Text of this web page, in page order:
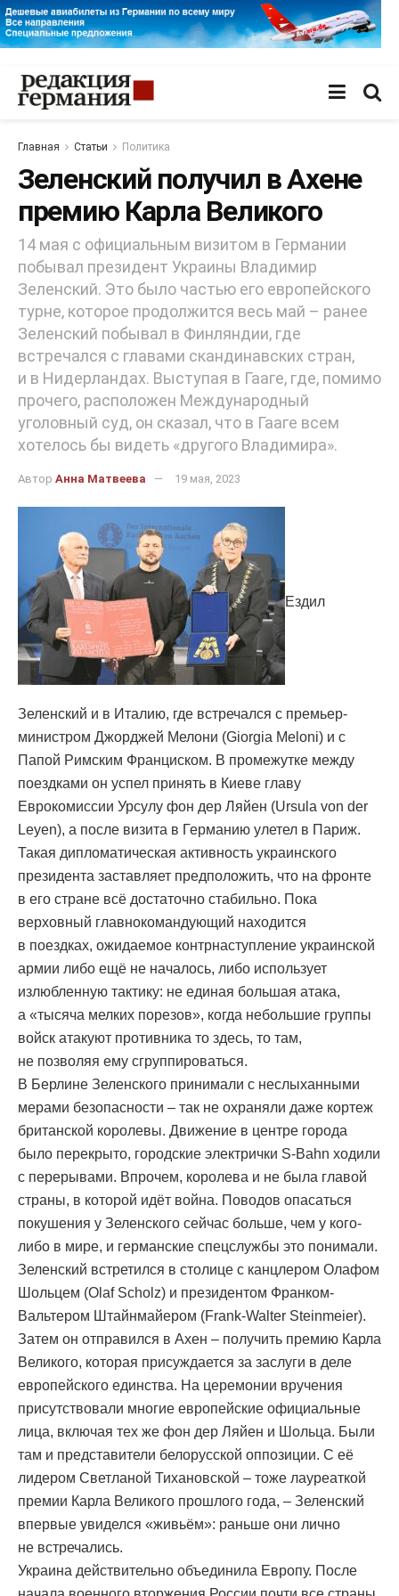
Главная Статьи Политика
Зеленский получил в Ахене
премию Карла Великого
14 мая с официальным визитом в Германии
побывал президент Украины Владимир
Зеленский. Это было частью его европейского
турне, которое продолжится весь май – ранее
Зеленский побывал в Финляндии, где
встречался с главами скандинавских стран,
и в Нидерландах. Выступая в Гааге, где, помимо
прочего, расположен Международный
уголовный суд, он сказал, что в Гааге всем
хотелось бы видеть «другого Владимира».
Автор Анна Матвеева 19 мая, 2023
Ездил
Зеленский и в Италию, где встречался с премьер-
министром Джорджей Мелони (Giorgia Meloni) и с
Папой Римским Франциском. В промежутке между
поездками он успел принять в Киеве главу
Еврокомиссии Урсулу фон дер Ляйен (Ursula von der
Leyen), а после визита в Германию улетел в Париж.
Такая дипломатическая активность украинского
президента заставляет предположить, что на фронте
в его стране всё достаточно стабильно. Пока
верховный главнокомандующий находится
в поездках, ожидаемое контрнаступление украинской
армии либо ещё не началось, либо использует
излюбленную тактику: не единая большая атака,
а «тысяча мелких порезов», когда небольшие группы
войск атакуют противника то здесь, то там,
не позволяя ему сгруппироваться.
В Берлине Зеленского принимали с неслыханными
мерами безопасности – так не охраняли даже кортеж
британской королевы. Движение в центре города
было перекрыто, городские электрички S-Bahn ходили
с перерывами. Впрочем, королева и не была главой
страны, в которой идёт война. Поводов опасаться
покушения у Зеленского сейчас больше, чем у кого-
либо в мире, и германские спецслужбы это понимали.
Зеленский встретился в столице с канцлером Олафом
Шольцем (Olaf Scholz) и президентом Франком-
Вальтером Штайнмайером (Frank-Walter Steinmeier).
Затем он отправился в Ахен – получить премию Карла
Великого, которая присуждается за заслуги в деле
европейского единства. На церемонии вручения
присутствовали многие европейские официальные
лица, включая тех же фон дер Ляйен и Шольца. Были
там и представители белорусской оппозиции. С её
лидером Светланой Тихановской – тоже лауреаткой
премии Карла Великого прошлого года, – Зеленский
впервые увиделся «живьём»: раньше они лично
не встречались.
Украина действительно объединила Европу. После